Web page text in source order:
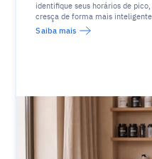
identifique seus horários de
cresça de forma mais
Saiba mais